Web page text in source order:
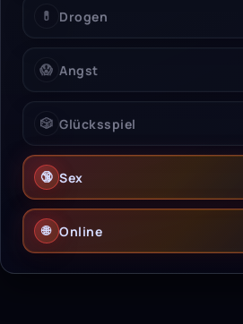
💊 Drogen
😱 Angst
🎲 Glücksspiel
🔞 Sex
🌐 Online